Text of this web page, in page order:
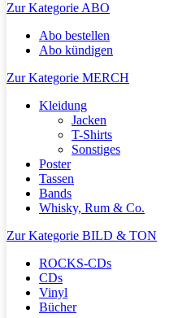
Zur Kategorie ABO
Abo bestellen
Abo kündigen
Zur Kategorie MERCH
Kleidung
Jacken
T-Shirts
Sonstiges
Poster
Tassen
Bands
Whisky, Rum & Co.
Zur Kategorie BILD & TON
ROCKS-CDs
CDs
Vinyl
Bücher